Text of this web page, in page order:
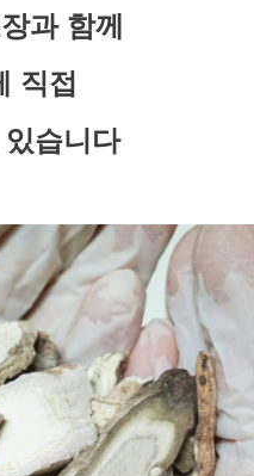
과 함께
직접
습니다